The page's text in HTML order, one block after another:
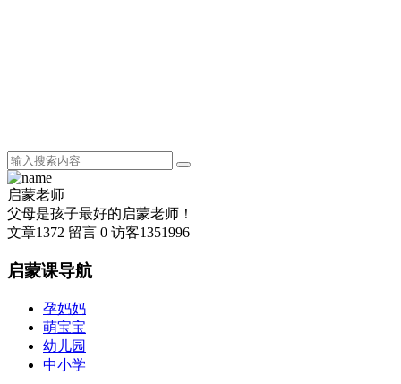
启蒙老师
父母是孩子最好的启蒙老师！
文章1372 留言 0 访客1351996
启蒙课导航
孕妈妈
萌宝宝
幼儿园
中小学